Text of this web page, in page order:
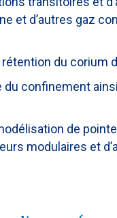
et d’autres gaz
du corium
confinement
de pointe
modulaires et